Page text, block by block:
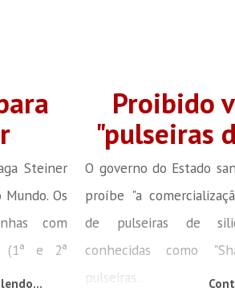
Steiner
Os
com
(1ª e 2ª
Proibido
"pulseiras
O governo do Estado
proíbe "a
de pulseiras de
conhecidas como
pulseiras...